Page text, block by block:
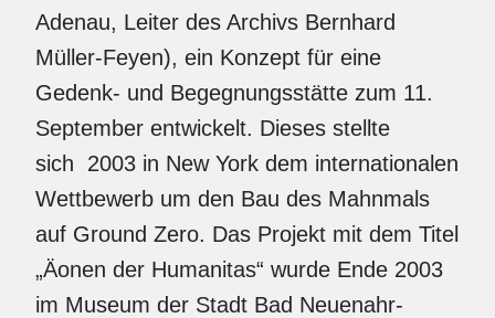
Adenau, Leiter des Archivs Bernhard
Müller-Feyen), ein Konzept für eine
Gedenk- und Begegnungsstätte zum 11.
September entwickelt. Dieses stellte
sich 2003 in New York dem internationalen
Wettbewerb um den Bau des Mahnmals
auf Ground Zero. Das Projekt mit dem Titel
„Äonen der Humanitas“ wurde Ende 2003
im Museum der Stadt Bad Neuenahr-